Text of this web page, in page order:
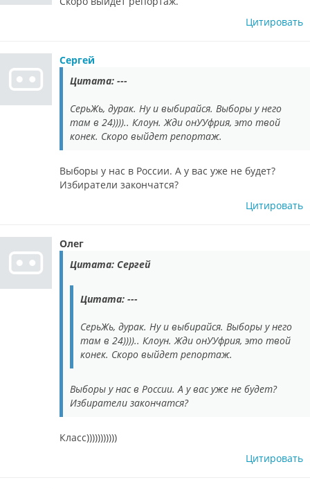
Цитировать
Сергей
Цитата: ---
СерьЖь, дурак. Ну и выбирайся. Выборы у него
там в 24)))).. Клоун. Жди онУУфрия, это твой
конек. Скоро выйдет репортаж.
Выборы у нас в России. А у вас уже не будет?
Избиратели закончатся?
Цитировать
Олег
Цитата: Сергей
Цитата: ---
СерьЖь, дурак. Ну и выбирайся. Выборы у него
там в 24)))).. Клоун. Жди онУУфрия, это твой
конек. Скоро выйдет репортаж.
Выборы у нас в России. А у вас уже не будет?
Избиратели закончатся?
Класс)))))))))))
Цитировать